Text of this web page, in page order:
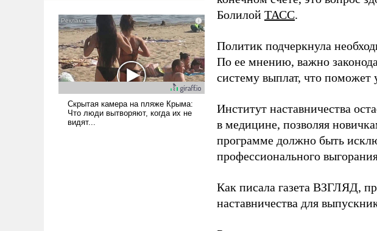
Болилой ТАСС.
Политик подчеркнула
По ее мнению, важно
систему выплат, что поможет
Институт наставничества
в медицине, позволяя
программе должно быть
профессионального
Как писала газета ВЗГЛЯД,
наставничества для